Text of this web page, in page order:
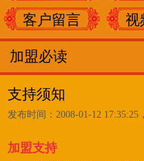
客户留言
视
加盟必读
支持须知
发布时间：2008-01-12 17:35:25
加盟支持